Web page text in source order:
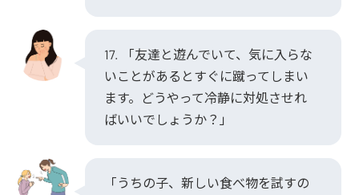
17. 「友達と遊んでいて、気に入らな
いことがあるとすぐに蹴ってしまい
ます。どうやって冷静に対処させれ
ばいいでしょうか？」
「うちの子、新しい食べ物を試すの